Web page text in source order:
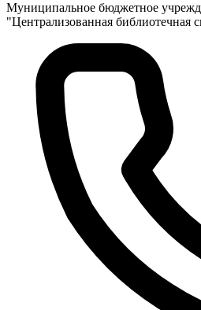
Муниципальное бюджетное
"Централизованная библиотечная